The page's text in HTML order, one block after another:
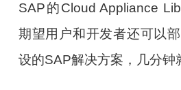
SAP的Cloud Appliance
期望用户和开发者还可以
设的SAP解决方案，几分钟